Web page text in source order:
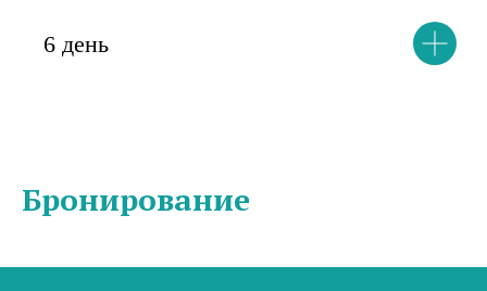
6 день
Бронирование